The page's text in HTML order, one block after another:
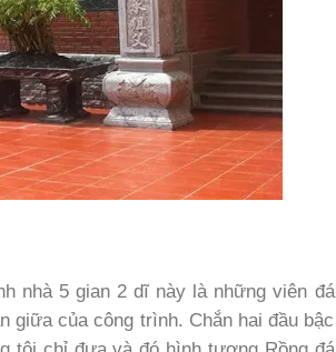
nhà 5 gian 2 dĩ này là những viên đá
giữa của công trình. Chắn hai đầu bậc